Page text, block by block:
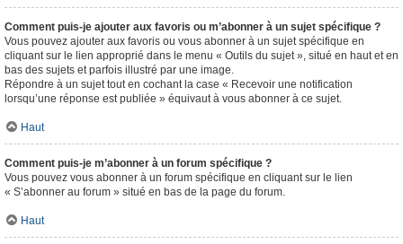
Comment puis-je ajouter aux favoris ou m’abonner à un sujet spécifique ?
Vous pouvez ajouter aux favoris ou vous abonner à un sujet spécifique en
cliquant sur le lien approprié dans le menu « Outils du sujet », situé en haut et en
bas des sujets et parfois illustré par une image.
Répondre à un sujet tout en cochant la case « Recevoir une notification
lorsqu’une réponse est publiée » équivaut à vous abonner à ce sujet.
Haut
Comment puis-je m’abonner à un forum spécifique ?
Vous pouvez vous abonner à un forum spécifique en cliquant sur le lien
« S’abonner au forum » situé en bas de la page du forum.
Haut